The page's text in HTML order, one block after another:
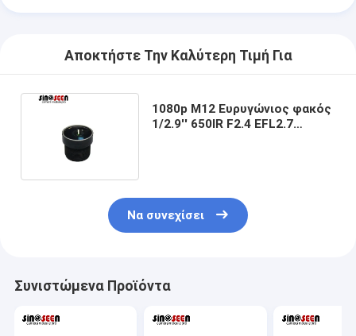
Αποκτήστε Την Καλύτερη Τιμή Για
1080p M12 Ευρυγώνιος φακός
1/2.9'' 650IR F2.4 EFL2.7
Να συνεχίσει
Συνιστώμενα Προϊόντα